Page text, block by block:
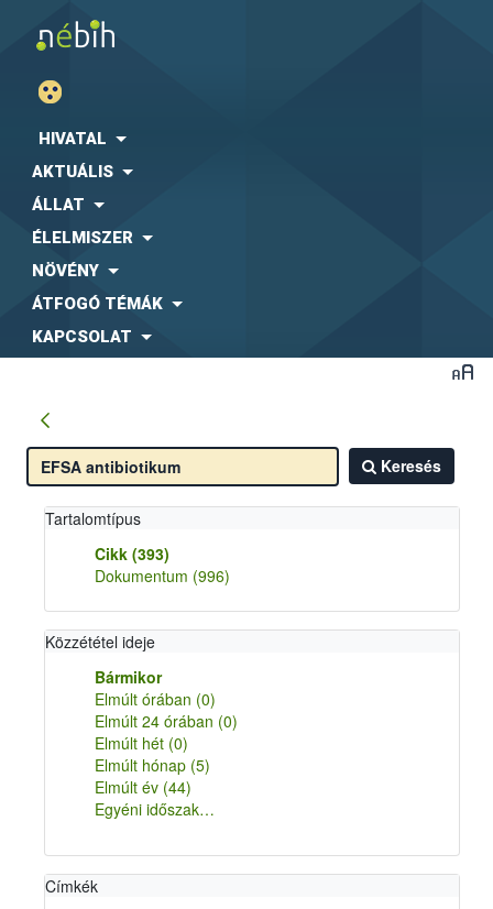
HIVATAL
AKTUÁLIS
ÁLLAT
ÉLELMISZER
NÖVÉNY
ÁTFOGÓ TÉMÁK
KAPCSOLAT
Keresés
Tartalomtípus
Cikk (393)
Dokumentum (996)
Közzététel ideje
Bármikor
Elmúlt órában (0)
Elmúlt 24 órában (0)
Elmúlt hét (0)
Elmúlt hónap (5)
Elmúlt év (44)
Egyéni időszak…
Címkék